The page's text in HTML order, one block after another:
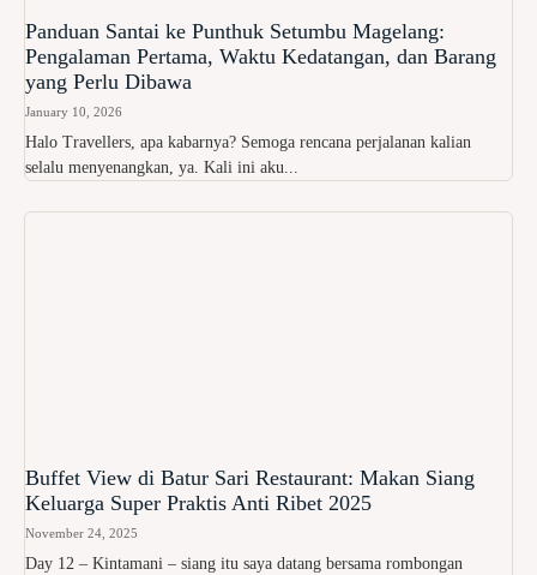
Panduan Santai ke Punthuk Setumbu Magelang:
Pengalaman Pertama, Waktu Kedatangan, dan Barang
yang Perlu Dibawa
January 10, 2026
Halo Travellers, apa kabarnya? Semoga rencana perjalanan kalian
selalu menyenangkan, ya. Kali ini aku...
Buffet View di Batur Sari Restaurant: Makan Siang
Keluarga Super Praktis Anti Ribet 2025
November 24, 2025
Day 12 – Kintamani – siang itu saya datang bersama rombongan